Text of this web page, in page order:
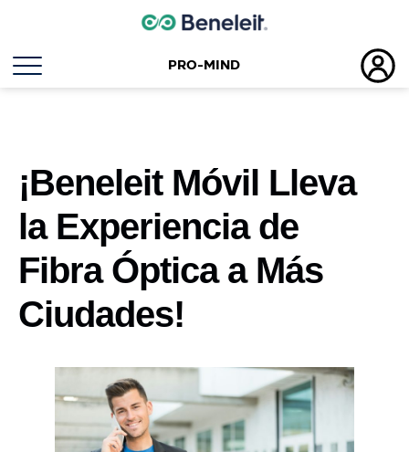
PRO-MIND
¡Beneleit Móvil Lleva
la Experiencia de
Fibra Óptica a Más
Ciudades!